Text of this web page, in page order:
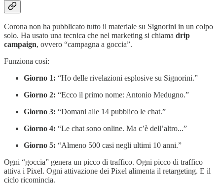
Corona non ha pubblicato tutto il materiale su Signorini in un colpo
solo. Ha usato una tecnica che nel marketing si chiama drip
campaign, ovvero “campagna a goccia”.
Funziona così:
Giorno 1: “Ho delle rivelazioni esplosive su Signorini.”
Giorno 2: “Ecco il primo nome: Antonio Medugno.”
Giorno 3: “Domani alle 14 pubblico le chat.”
Giorno 4: “Le chat sono online. Ma c’è dell’altro...”
Giorno 5: “Almeno 500 casi negli ultimi 10 anni.”
Ogni “goccia” genera un picco di traffico. Ogni picco di traffico
attiva i Pixel. Ogni attivazione dei Pixel alimenta il retargeting. E il
ciclo ricomincia.